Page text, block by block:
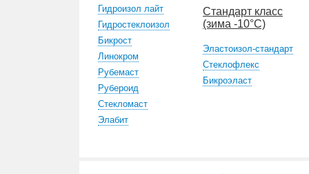
Гидроизол лайт
Гидростеклоизол
Бикрост
Линокром
Рубемаст
Рубероид
Стекломаст
Элабит
Стандарт класс
(зима -10°С)
Эластоизол-стандарт
Стеклофлекс
Бикроэласт